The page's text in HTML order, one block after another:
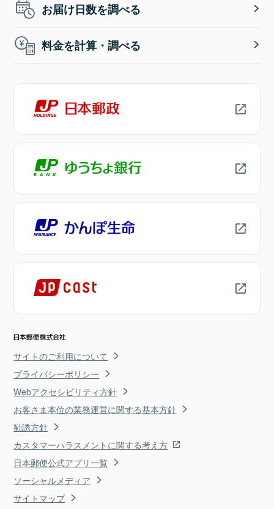
お届け日数を調べる
料金を計算・調べる
サイトのご利用について
プライバシーポリシー
Webアクセシビリティ方針
お客さま本位の業務運営に関する基本方針
勧誘方針
カスタマーハラスメントに関する考え方
日本郵便公式アプリ一覧
ソーシャルメディア
サイトマップ